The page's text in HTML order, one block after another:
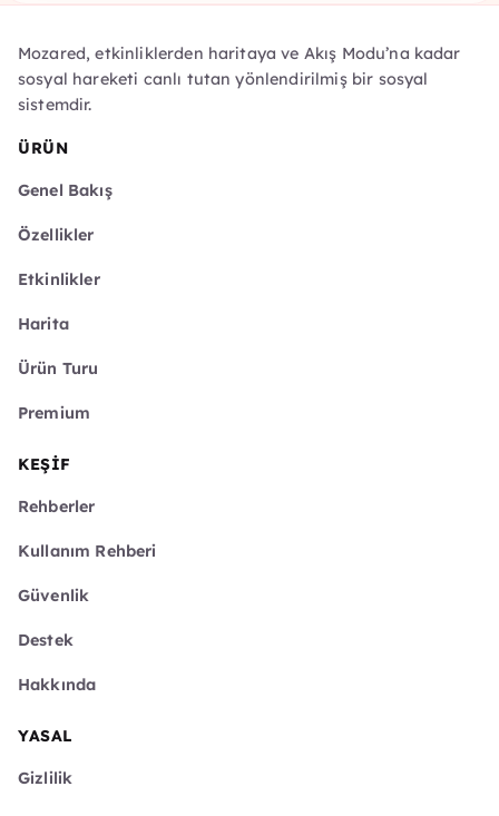
Mozared, etkinliklerden haritaya ve Akış Modu’na kadar
sosyal hareketi canlı tutan yönlendirilmiş bir sosyal
sistemdir.
ÜRÜN
Genel Bakış
Özellikler
Etkinlikler
Harita
Ürün Turu
Premium
KEŞIF
Rehberler
Kullanım Rehberi
Güvenlik
Destek
Hakkında
YASAL
Gizlilik